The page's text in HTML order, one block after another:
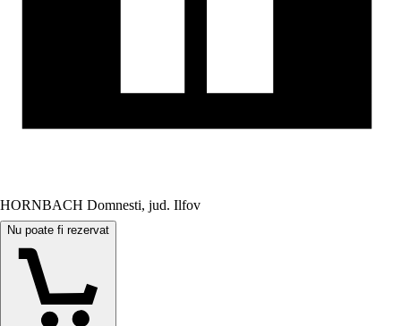
HORNBACH Domnesti, jud. Ilfov
Nu poate fi rezervat